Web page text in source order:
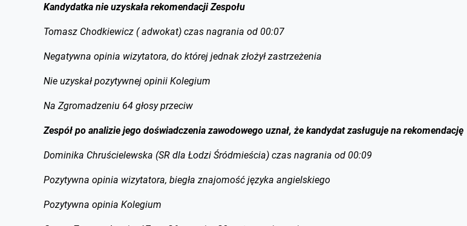
Kandydatka nie uzyskała rekomendacji Zespołu
Tomasz Chodkiewicz ( adwokat) czas nagrania od 00:07
Negatywna opinia wizytatora, do której jednak złożył zastrzeżenia
Nie uzyskał pozytywnej opinii Kolegium
Na Zgromadzeniu 64 głosy przeciw
Zespół po analizie jego doświadczenia zawodowego uznał, że kandydat zasługuje na rekomendację
Dominika Chruścielewska (SR dla Łodzi Śródmieścia) czas nagrania od 00:09
Pozytywna opinia wizytatora, biegła znajomość języka angielskiego
Pozytywna opinia Kolegium